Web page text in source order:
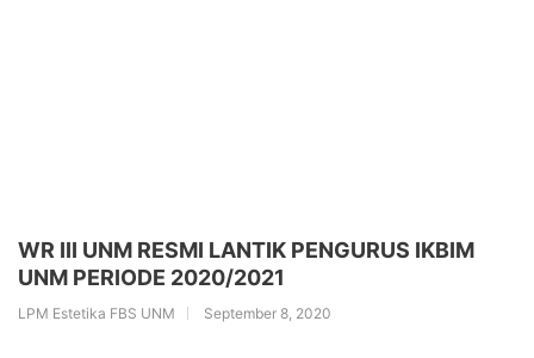
WR III UNM RESMI LANTIK PENGURUS IKBIM
UNM PERIODE 2020/2021
LPM Estetika FBS UNM September 8, 2020